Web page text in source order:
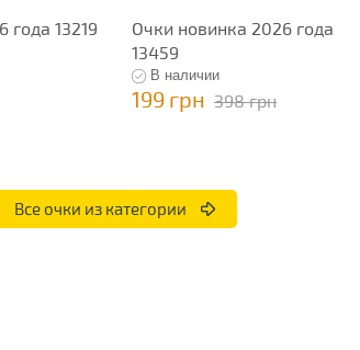
года 13219
Очки новинка 2026 года
13459
В наличии
199 грн 398 грн
Все очки из категории